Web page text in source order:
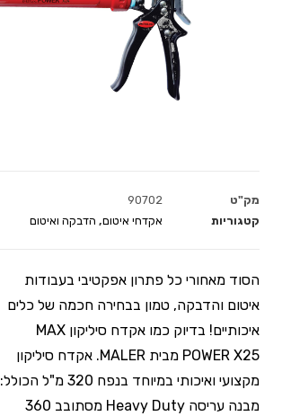
מק"ט
90702
קטגוריות
אקדחי איטום, הדבקה ואיטום
הסוד מאחורי כל פתרון אפקטיבי בעבודות
איטום והדבקה, טמון בבחירה חכמה של כלים
איכותיים! בדיוק כמו אקדח סיליקון MAX
POWER X25 מבית MALER. אקדח סיליקון
מקצועי ואיכותי במיוחד בנפח 320 מ"ל הכולל:
מבנה עריסה Heavy Duty מסתובב 360